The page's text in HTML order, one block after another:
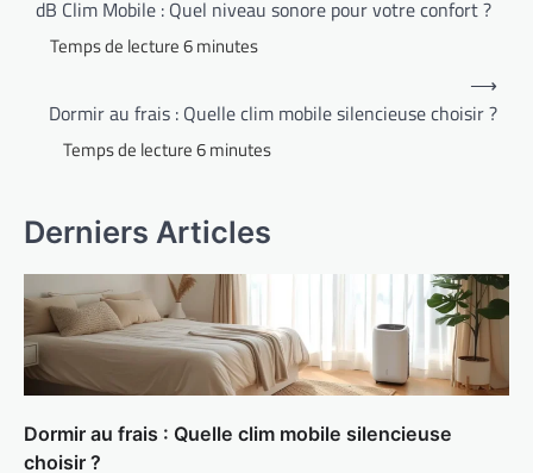
de
l’article
dB Clim Mobile : Quel niveau sonore pour votre confort ?
Dormir au frais : Quelle clim mobile silencieuse choisir ?
⟶
Derniers Articles
Dormir au frais : Quelle clim mobile silencieuse
choisir ?